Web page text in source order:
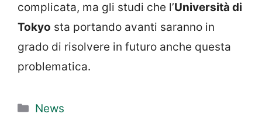
complicata, ma gli studi che l’Università di
Tokyo sta portando avanti saranno in
grado di risolvere in futuro anche questa
problematica.
Categorie
News